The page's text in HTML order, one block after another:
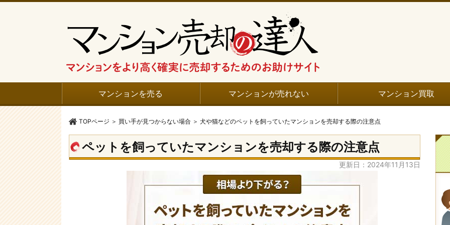
マンションを売る マンションが売れない マンション買取
TOPページ ＞ 買い手が見つからない場合 ＞ 犬や猫などのペットを飼っていたマンションを売却する際の注意点
ペットを飼っていたマンションを売却する際の注意点
更新日：2024年11月13日